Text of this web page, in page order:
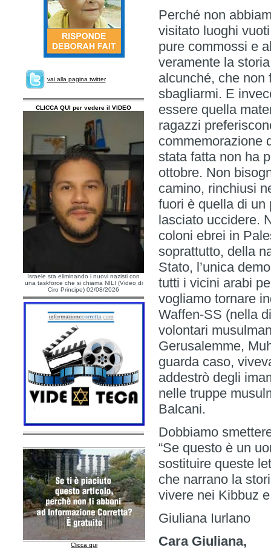
vai alla pagina twitter
CLICCA QUI per vedere il VIDEO
Israele sta eliminando i nuovi nazisti con
una taskforce che si chiama NILI (Video di
Ciro Principe) 02/08/2026
Clicca qui
Perché non
visitato luoghi
pure commossi e
veramente la
alcunché, che non
sbagliarmi. E
essere quella
ragazzi
commemorazione
stata fatta non ha
ottobre. Non
camino, rinchiusi
fuori è quella di un
lasciato uccidere.
coloni ebrei in
soprattutto, della
Stato, l’unica
tutti i vicini arabi
vogliamo tornare
Waffen-SS (nella
volontari
Gerusalemme,
guarda caso,
addestrò degli
nelle truppe
Balcani.
Dobbiamo
“Se questo è un
sostituire queste
che narrano la
vivere nei Kibbuz
Giuliana Iurlano
Cara Giuliana,